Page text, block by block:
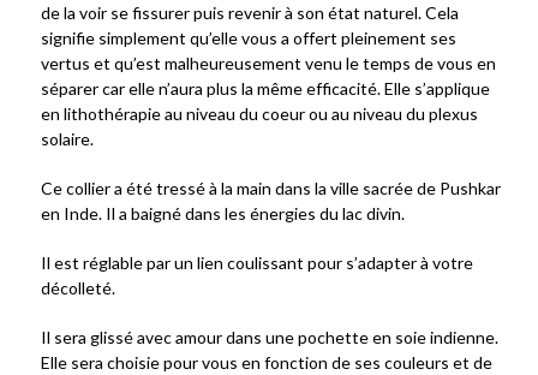
de la voir se fissurer puis revenir à son état naturel. Cela
signifie simplement qu’elle vous a offert pleinement ses
vertus et qu’est malheureusement venu le temps de vous en
séparer car elle n’aura plus la même efficacité. Elle s’applique
en lithothérapie au niveau du coeur ou au niveau du plexus
solaire.
Ce collier a été tressé à la main dans la ville sacrée de Pushkar
en Inde. Il a baigné dans les énergies du lac divin.
Il est réglable par un lien coulissant pour s’adapter à votre
décolleté.
Il sera glissé avec amour dans une pochette en soie indienne.
Elle sera choisie pour vous en fonction de ses couleurs et de